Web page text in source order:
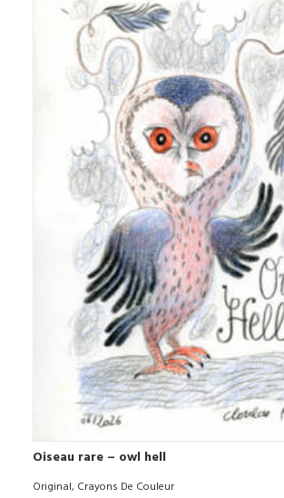
AJOUTER AU PANIER
Oiseau rare – owl hell
Original, Crayons De Couleur